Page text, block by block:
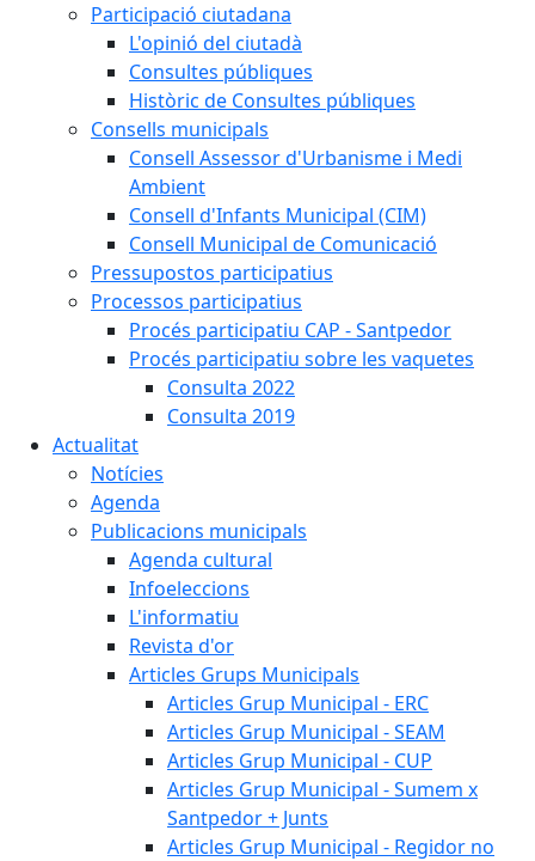
Participació ciutadana
L'opinió del ciutadà
Consultes públiques
Històric de Consultes públiques
Consells municipals
Consell Assessor d'Urbanisme i Medi
Ambient
Consell d'Infants Municipal (CIM)
Consell Municipal de Comunicació
Pressupostos participatius
Processos participatius
Procés participatiu CAP - Santpedor
Procés participatiu sobre les vaquetes
Consulta 2022
Consulta 2019
Actualitat
Notícies
Agenda
Publicacions municipals
Agenda cultural
Infoeleccions
L'informatiu
Revista d'or
Articles Grups Municipals
Articles Grup Municipal - ERC
Articles Grup Municipal - SEAM
Articles Grup Municipal - CUP
Articles Grup Municipal - Sumem x
Santpedor + Junts
Articles Grup Municipal - Regidor no